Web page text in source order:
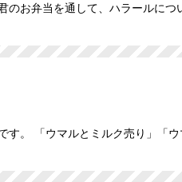
お弁当を通して、ハラールに
。 「ウマルとミルク売り」「